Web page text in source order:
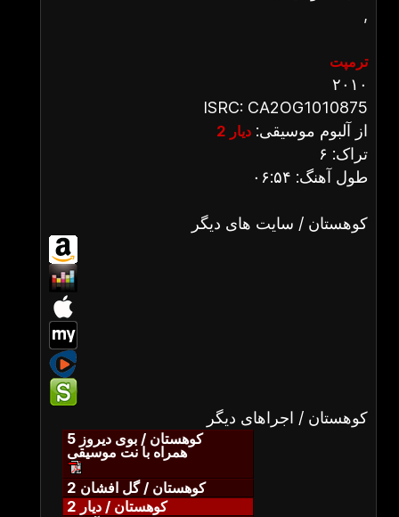
,
ترمپت
۲۰۱۰
ISRC: CA2OG1010875
از آلبوم موسیقی: دیار 2
تراک: ۶
طول آهنگ: ۰۶:۵۴
کوهستان / سایت های دیگر
کوهستان / اجراهای دیگر
کوهستان / بوی دیروز 5
همراه با نت موسیقی
کوهستان / گل افشان 2
کوهستان / دیار 2